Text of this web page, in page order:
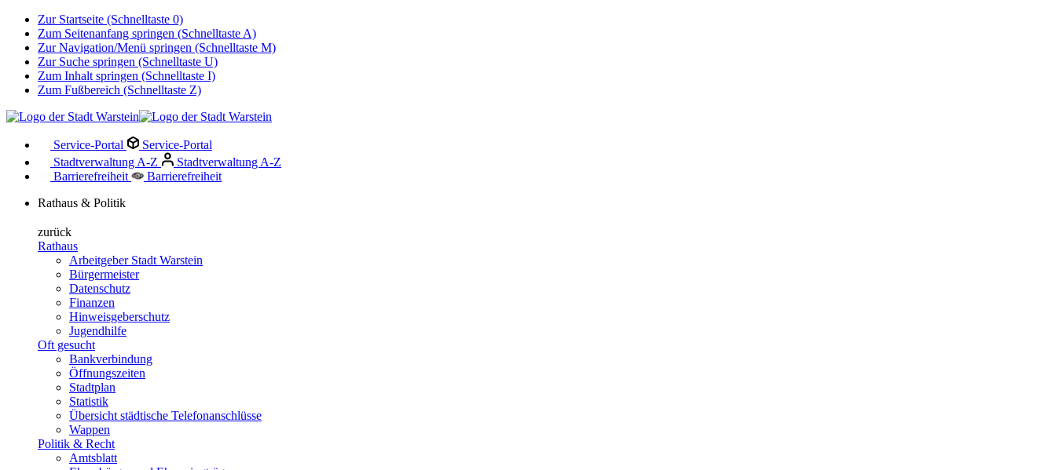
Zur Startseite (Schnelltaste 0)
Zum Seitenanfang springen (Schnelltaste A)
Zur Navigation/Menü springen (Schnelltaste M)
Zur Suche springen (Schnelltaste U)
Zum Inhalt springen (Schnelltaste I)
Zum Fußbereich (Schnelltaste Z)
Service-Portal
Service-Portal
Stadtverwaltung A-Z
Stadtverwaltung A-Z
Barrierefreiheit
Barrierefreiheit
Rathaus & Politik
zurück
Rathaus
Arbeitgeber Stadt Warstein
Bürgermeister
Datenschutz
Finanzen
Hinweisgeberschutz
Jugendhilfe
Oft gesucht
Bankverbindung
Öffnungszeiten
Stadtplan
Statistik
Übersicht städtische Telefonanschlüsse
Wappen
Politik & Recht
Amtsblatt